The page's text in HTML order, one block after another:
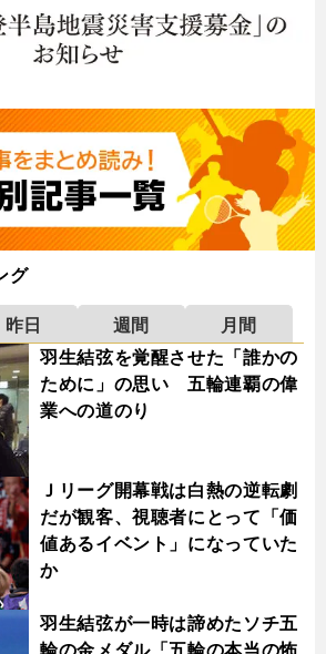
グ
昨日 週間
月間
羽生結弦を覚醒させた「誰かの
ために」の思い 五輪連覇の偉
業への道のり
Ｊリーグ開幕戦は白熱の逆転劇
だが観客、視聴者にとって「価
値あるイベント」になっていた
か
羽生結弦が一時は諦めたソチ五